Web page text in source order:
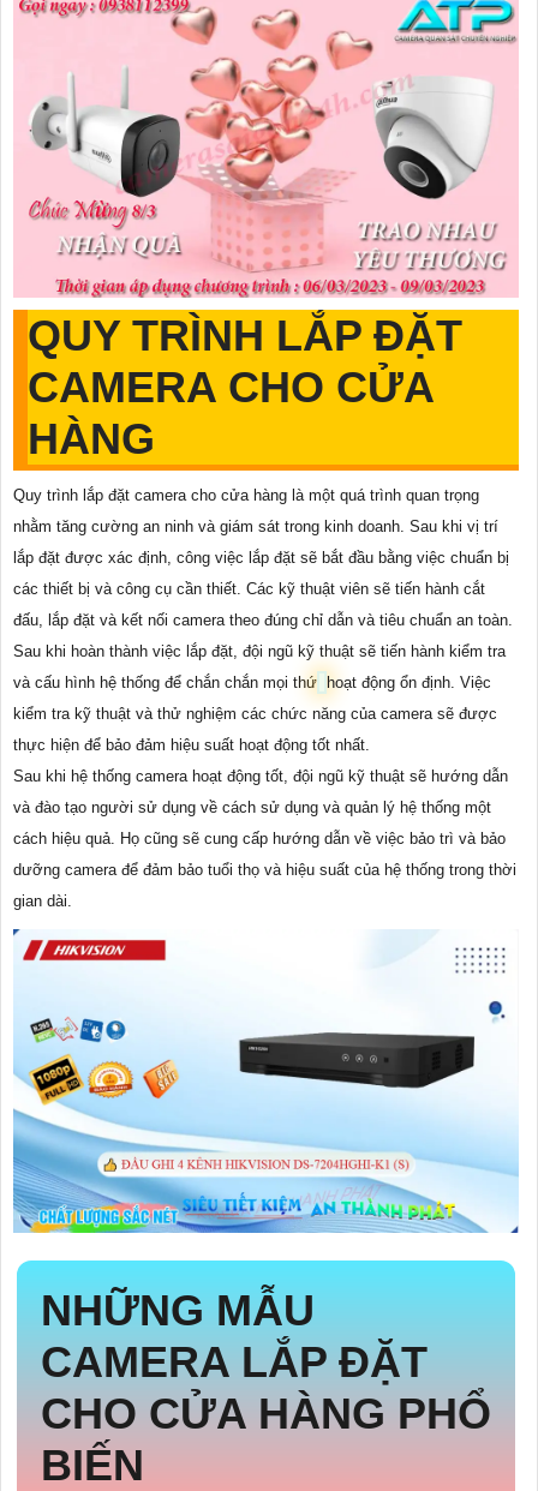
QUY TRÌNH LẮP ĐẶT
CAMERA CHO CỬA
HÀNG
Quy trình lắp đặt camera cho cửa hàng là một quá trình quan trọng
nhằm tăng cường an ninh và giám sát trong kinh doanh. Sau khi vị trí
lắp đặt được xác định, công việc lắp đặt sẽ bắt đầu bằng việc chuẩn bị
các thiết bị và công cụ cần thiết. Các kỹ thuật viên sẽ tiến hành cắt
đấu, lắp đặt và kết nối camera theo đúng chỉ dẫn và tiêu chuẩn an toàn.
Sau khi hoàn thành việc lắp đặt, đội ngũ kỹ thuật sẽ tiến hành kiểm tra
và cấu hình hệ thống để chắn chắn mọi thứ
hoạt động ổn định. Việc
kiểm tra kỹ thuật và thử nghiệm các chức năng của camera sẽ được
thực hiện để bảo đảm hiệu suất hoạt động tốt nhất.
Sau khi hệ thống camera hoạt động tốt, đội ngũ kỹ thuật sẽ hướng dẫn
và đào tạo người sử dụng về cách sử dụng và quản lý hệ thống một
cách hiệu quả. Họ cũng sẽ cung cấp hướng dẫn về việc bảo trì và bảo
dưỡng camera để đảm bảo tuổi thọ và hiệu suất của hệ thống trong thời
gian dài.
NHỮNG MẪU
CAMERA LẮP ĐẶT
CHO CỬA HÀNG PHỔ
BIẾN